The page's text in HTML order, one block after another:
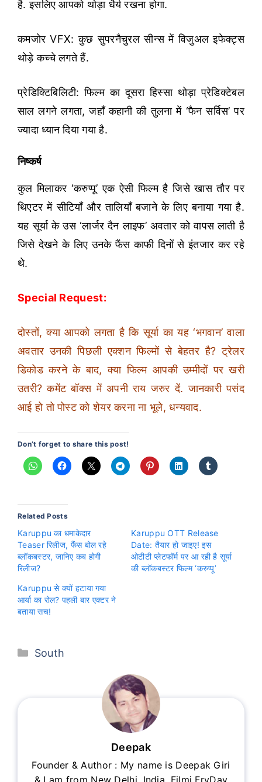
है. इसलिए आपको थोड़ा धैर्य रखना होगा.
कमजोर VFX: कुछ सुपरनैचुरल सीन्स में विजुअल इफेक्ट्स
थोड़े कच्चे लगते हैं.
प्रेडिक्टिबिलिटी: फिल्म का दूसरा हिस्सा थोड़ा प्रेडिक्टेबल
साल लगने लगता, जहाँ कहानी की तुलना में ‘फैन सर्विस’ पर
ज्यादा ध्यान दिया गया है.
निष्कर्ष
कुल मिलाकर ‘करुप्पू’ एक ऐसी फिल्म है जिसे खास तौर पर
थिएटर में सीटियाँ और तालियाँ बजाने के लिए बनाया गया है.
यह सूर्या के उस ‘लार्जर दैन लाइफ’ अवतार को वापस लाती है
जिसे देखने के लिए उनके फैंस काफी दिनों से इंतजार कर रहे
थे.
Special Request:
दोस्तों, क्या आपको लगता है कि सूर्या का यह ‘भगवान’ वाला
अवतार उनकी पिछली एक्शन फिल्मों से बेहतर है? ट्रेलर
डिकोड करने के बाद, क्या फिल्म आपकी उम्मीदों पर खरी
उतरी? कमेंट बॉक्स में अपनी राय जरुर दें. जानकारी पसंद
आई हो तो पोस्ट को शेयर करना ना भूले, धन्यवाद.
Don’t forget to share this post!
Related Posts
Karuppu का धमाकेदार
Teaser रिलीज, फैंस बोल रहे
ब्लॉकबस्टर, जानिए कब होगी
रिलीज?
Karuppu OTT Release
Date: तैयार हो जाइए! इस
ओटीटी प्लेटफॉर्म पर आ रही है सूर्या
की ब्लॉकबस्टर फिल्म ‘करुप्पू’
Karuppu से क्यों हटाया गया
आर्या का रोल? पहली बार एक्टर ने
बताया सच!
Categories
South
Deepak
Founder & Author : My name is Deepak Giri
& I am from New Delhi, India. Filmi FryDay